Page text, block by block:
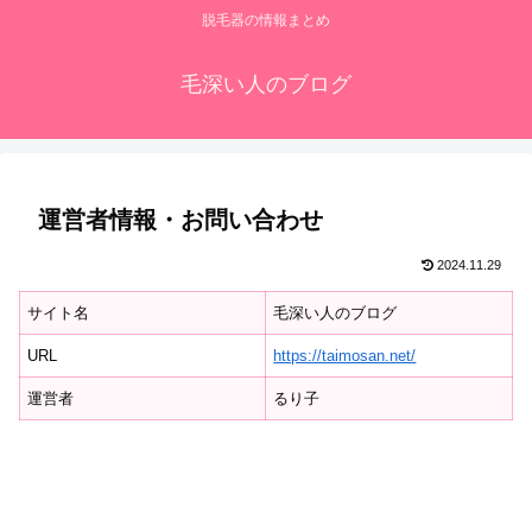
脱毛器の情報まとめ
毛深い人のブログ
運営者情報・お問い合わせ
2024.11.29
サイト名 毛深い人のブログ
URL https://taimosan.net/
運営者 るり子